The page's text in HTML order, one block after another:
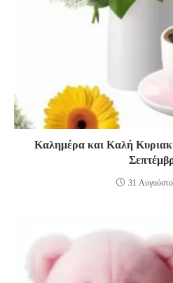
Καλημέρα και Καλή
31